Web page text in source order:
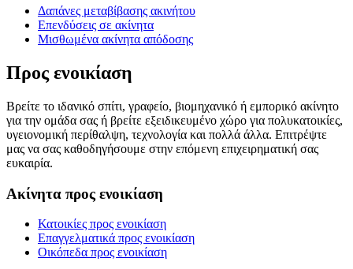
Δαπάνες μεταβίβασης ακινήτου
Επενδύσεις σε ακίνητα
Μισθωμένα ακίνητα απόδοσης
Προς ενοικίαση
Βρείτε το ιδανικό σπίτι, γραφείο, βιομηχανικό ή εμπορικό ακίνητο
για την ομάδα σας ή βρείτε εξειδικευμένο χώρο για πολυκατοικίες,
υγειονομική περίθαλψη, τεχνολογία και πολλά άλλα. Επιτρέψτε
μας να σας καθοδηγήσουμε στην επόμενη επιχειρηματική σας
ευκαιρία.
Ακίνητα προς ενοικίαση
Κατοικίες προς ενοικίαση
Επαγγελματικά προς ενοικίαση
Οικόπεδα προς ενοικίαση